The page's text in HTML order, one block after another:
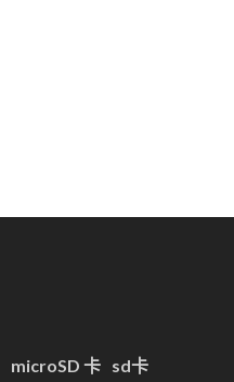
microSD 卡 sd卡